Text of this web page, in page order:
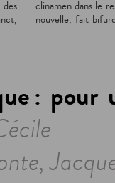
le
le
: pour